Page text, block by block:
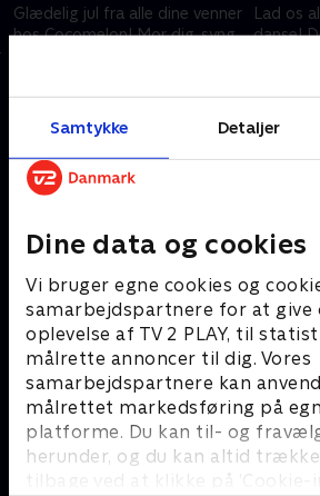
Samtykke Detaljer
Dine data og cookies
Vi bruger egne cookies og
samarbejdspartnere for at give
oplevelse af TV 2 PLAY, til
målrette annoncer til dig. Vores
samarbejdspartnere kan
målrettet markedsføring på
platforme. Du kan til- og
herunder, og du kan altid
tilbage ved at klikke på ’Cookie-
Glædelig jul fra alle dine venner
hos Cocomelon! Mor dig, syng
Lad os
danse!
dig
Andre så også
Gurli Gris
Børneserier • 4 sæsoner